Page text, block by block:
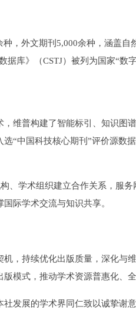
，外文期刊5,000余种，涵盖
据库》（CSTJ）被列为国家“
维普构建了智能标引、知识图
“中国科技核心期刊”评价源数
、学术组织建立合作关系，服
际学术交流与知识共享。
，持续优化出版质量，深化与
模式，推动学术资源普惠化、
发展的学术界同仁致以诚挚谢